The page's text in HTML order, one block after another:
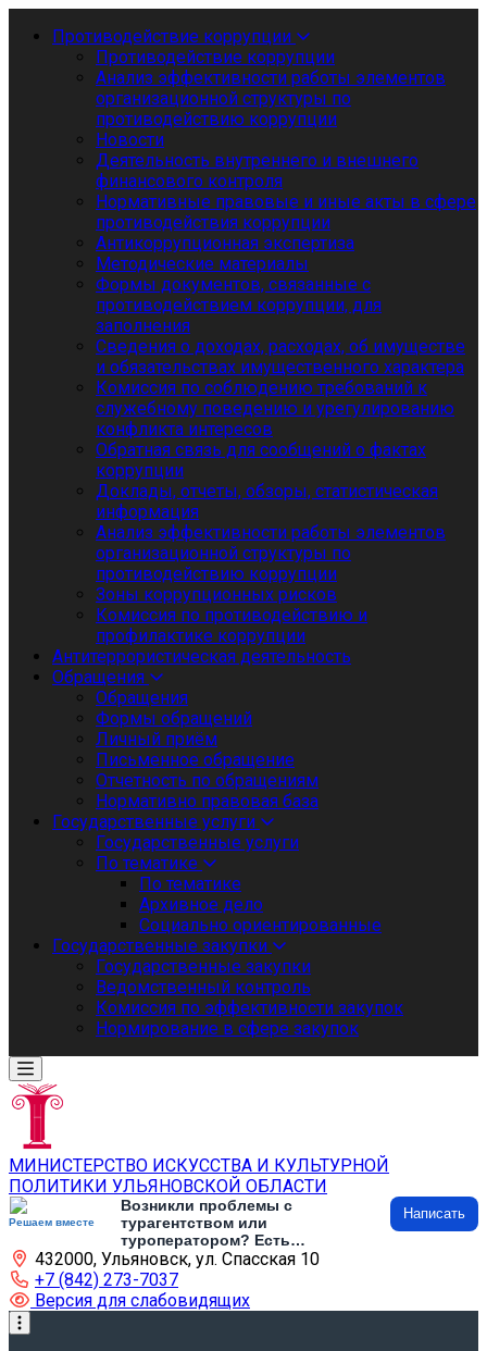
Противодействие коррупции
Противодействие коррупции
Анализ эффективности работы элементов
организационной структуры по
противодействию коррупции
Новости
Деятельность внутреннего и внешнего
финансового контроля
Нормативные правовые и иные акты в сфере
противодействия коррупции
Антикоррупционная экспертиза
Методические материалы
Формы документов, связанные с
противодействием коррупции, для
заполнения
Сведения о доходах, расходах, об имуществе
и обязательствах имущественного характера
Комиссия по соблюдению требований к
служебному поведению и урегулированию
конфликта интересов
Обратная связь для сообщений о фактах
коррупции
Доклады, отчеты, обзоры, статистическая
информация
Анализ эффективности работы элементов
организационной структуры по
противодействию коррупции
Зоны коррупционных рисков
Комиссия по противодействию и
профилактике коррупции
Антитеррористическая деятельность
Обращения
Обращения
Формы обращений
Личный приём
Письменное обращение
Отчетность по обращениям
Нормативно правовая база
Государственные услуги
Государственные услуги
По тематике
По тематике
Архивное дело
Социально ориентированные
Государственные закупки
Государственные закупки
Ведомственный контроль
Комиссия по эффективности закупок
Нормирование в сфере закупок
МИНИСТЕРСТВО ИСКУССТВА И КУЛЬТУРНОЙ
ПОЛИТИКИ УЛЬЯНОВСКОЙ ОБЛАСТИ
Решаем вместе
Возникли проблемы с
турагентством или
туроператором? Есть
предложения по развитию
туризма и туристической
инфраструктуры? Напишите об
этом
Написать
432000, Ульяновск, ул. Спасская 10
+7 (842) 273-7037
Версия для слабовидящих